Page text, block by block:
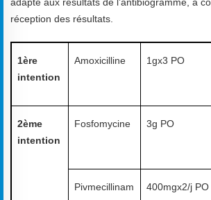
réception des résultats.
1ère
intention
Amoxicilline 1gx3 PO
2ème
intention
Fosfomycine 3g PO
Pivmecillinam 400mgx2/j PO